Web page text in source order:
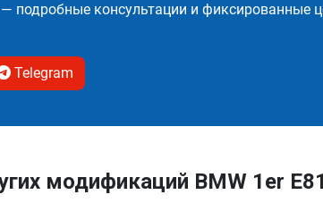
подробные консультации и фиксированные
Telegram
модификаций BMW 1er